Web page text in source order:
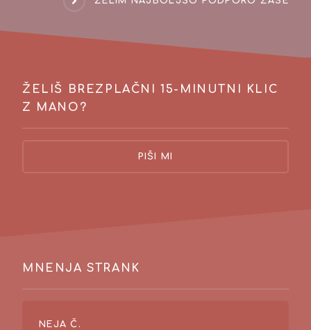
ŽELIŠ BREZPLAČNI 15-MINUTNI KLIC
Z MANO?
PIŠI MI
MNENJA STRANK
NEJA Č.